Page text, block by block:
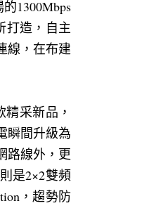
1300Mbps
打造，自主
線，在布建
采新品，
瞬間升級為
路線外，更
是2×2雙頻
，趨勢防